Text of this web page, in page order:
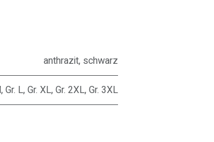
anthrazit, schwarz
,Gr. L,Gr. XL,Gr. 2XL,Gr. 3XL